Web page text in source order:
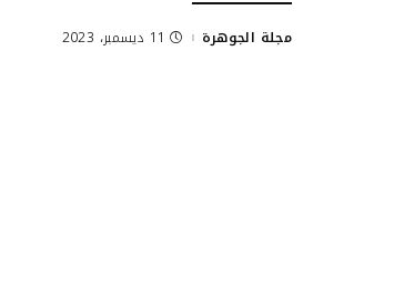
Posted
مجلة الجوهرة 11 ديسمبر، 2023